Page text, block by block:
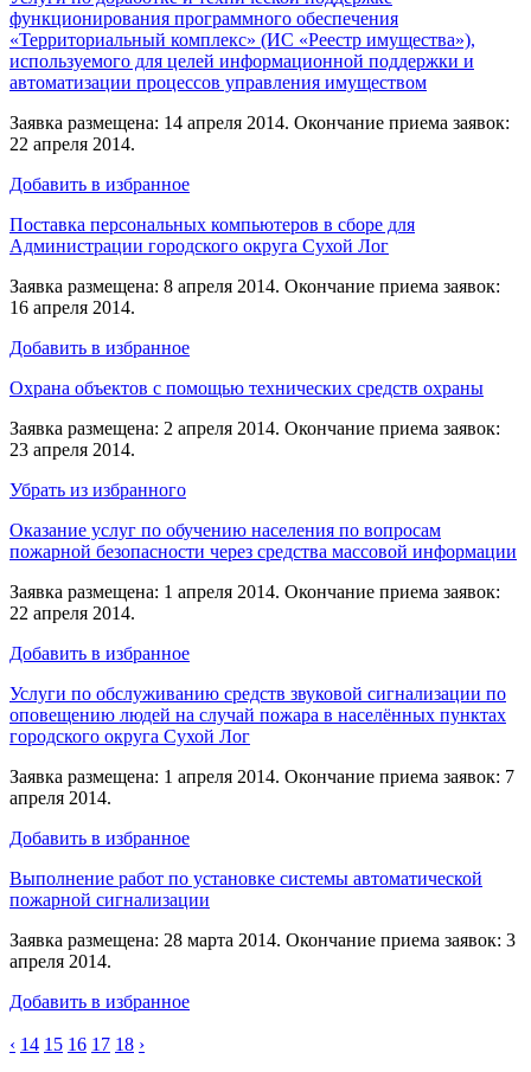
функционирования программного обеспечения
«Территориальный комплекс» (ИС «Реестр имущества»),
используемого для целей информационной поддержки и
автоматизации процессов управления имуществом
Заявка размещена: 14 апреля 2014. Окончание приема заявок:
22 апреля 2014.
Добавить в избранное
Поставка персональных компьютеров в сборе для
Администрации городского округа Сухой Лог
Заявка размещена: 8 апреля 2014. Окончание приема заявок:
16 апреля 2014.
Добавить в избранное
Охрана объектов с помощью технических средств охраны
Заявка размещена: 2 апреля 2014. Окончание приема заявок:
23 апреля 2014.
Убрать из избранного
Оказание услуг по обучению населения по вопросам
пожарной безопасности через средства массовой информации
Заявка размещена: 1 апреля 2014. Окончание приема заявок:
22 апреля 2014.
Добавить в избранное
Услуги по обслуживанию средств звуковой сигнализации по
оповещению людей на случай пожара в населённых пунктах
городского округа Сухой Лог
Заявка размещена: 1 апреля 2014. Окончание приема заявок: 7
апреля 2014.
Добавить в избранное
Выполнение работ по установке системы автоматической
пожарной сигнализации
Заявка размещена: 28 марта 2014. Окончание приема заявок: 3
апреля 2014.
Добавить в избранное
‹ 14 15 16 17 18 ›